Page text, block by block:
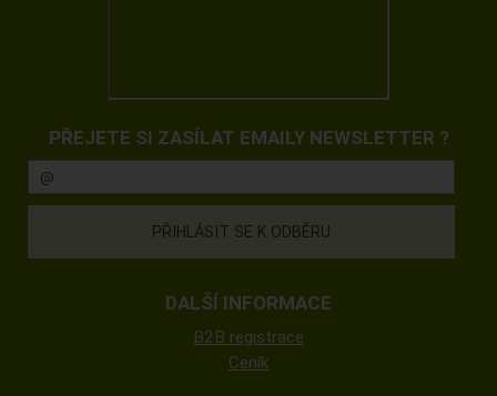
PŘEJETE SI ZASÍLAT EMAILY NEWSLETTER ?
DALŠÍ INFORMACE
B2B registrace
Ceník